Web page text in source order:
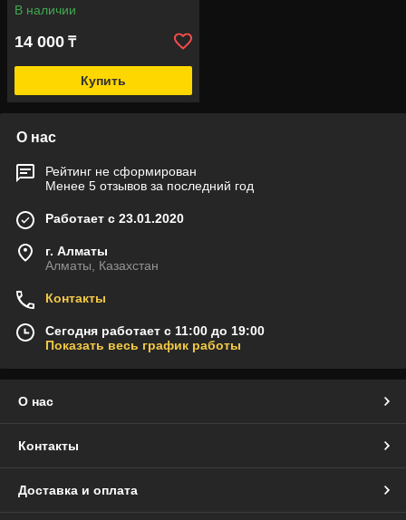
В наличии
14 000 ₸
Купить
О нас
Рейтинг не сформирован
Менее 5 отзывов за последний год
Работает с 23.01.2020
г. Алматы
Алматы, Казахстан
Контакты
Сегодня работает с 11:00 до 19:00
Показать весь график работы
О нас
Контакты
Доставка и оплата